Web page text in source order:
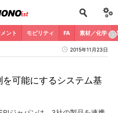
ント モビリティ FA 素材／化学
2015年11月23日
可能にするシステム基